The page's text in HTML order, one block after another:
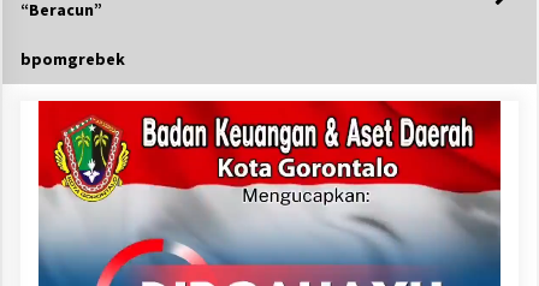
“Beracun”
bpomgrebek